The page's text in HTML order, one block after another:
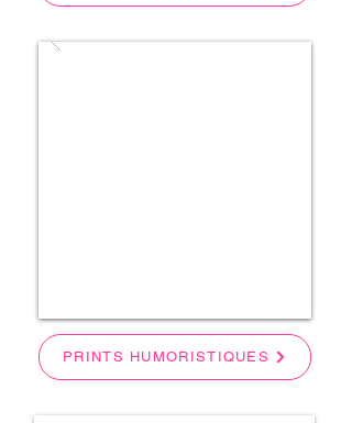
PRINTS HUMORISTIQUES